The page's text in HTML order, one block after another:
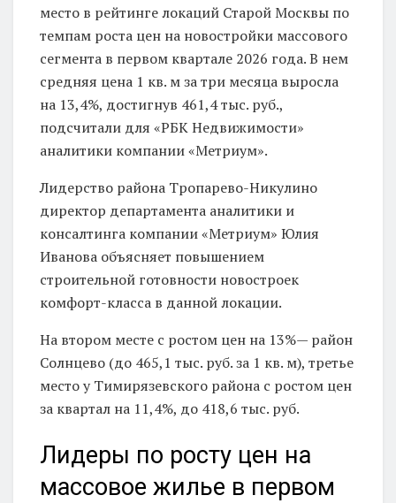
место в рейтинге локаций Старой Москвы по
темпам роста цен на новостройки массового
сегмента в первом квартале 2026 года. В нем
средняя цена 1 кв. м за три месяца выросла
на 13,4%, достигнув 461,4 тыс. руб.,
подсчитали для «РБК Недвижимости»
аналитики компании «Метриум».
Лидерство района Тропарево-Никулино
директор департамента аналитики и
консалтинга компании «Метриум» Юлия
Иванова объясняет повышением
строительной готовности новостроек
комфорт-класса в данной локации.
На втором месте с ростом цен на 13%— район
Солнцево (до 465,1 тыс. руб. за 1 кв. м), третье
место у Тимирязевского района с ростом цен
за квартал на 11,4%, до 418,6 тыс. руб.
Лидеры по росту цен на
массовое жилье в первом